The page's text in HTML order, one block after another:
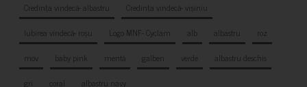
Credința vindecă- albastru
Credința vindecă- vișiniu
Iubirea vindecă- roșu
Logo MNF- Cyclam alb albastru
roz
mov
baby pink mentă galben verde
albastru deschis
gri
coral albastru navy